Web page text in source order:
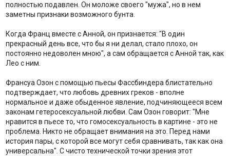
полностью подавлен. Он моложе своего "мужа", но в нем
заметны признаки возможного бунта.
Когда Франц вместе с Анной, он признается: "В один
прекрасный день все, что бы я ни делал, стало плохо, он
постоянно недоволен мною", а сам обращается с Анной так, как
Лео с ним.
Франсуа Озон с помощью пьесы Фаcсбиндера блистательно
подтверждает, что любовь древних греков - вполне
нормальное и даже обыденное явление, подчиняющееся всем
законам гетеросексуальной любви. Сам Озон говорит: "Мне
нравится в пьесе то, что гомосексуальность в картине - это не
проблема. Никто не обращает внимания на это. Перед нами
история пары, с которой все могут себя сравнивать, так как она
универсальна". С чисто технической точки зрения этот